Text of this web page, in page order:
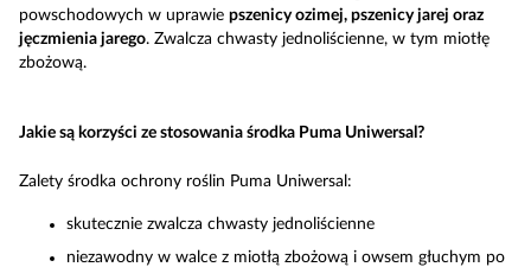
powschodowych w uprawie pszenicy ozimej, pszenicy jarej oraz
jęczmienia jarego. Zwalcza chwasty jednoliścienne, w tym miotłę
zbożową.
Jakie są korzyści ze stosowania środka Puma Uniwersal?
Zalety środka ochrony roślin Puma Uniwersal:
skutecznie zwalcza chwasty jednoliścienne
niezawodny w walce z miotłą zbożową i owsem głuchym po